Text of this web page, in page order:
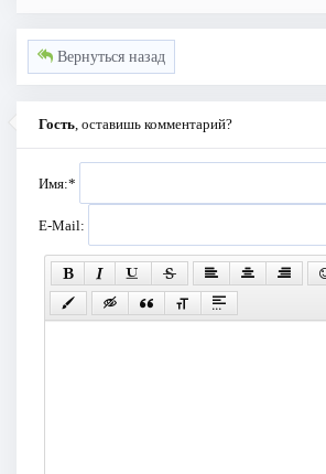
Вернуться назад
Гость , оставишь комментарий?
Имя:*
E-Mail: